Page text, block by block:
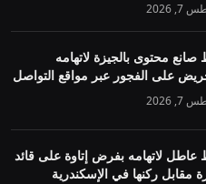
2026
محتوى بالجيزة لاتهامه
على الفجور عبر مواقع التواصل
2026
لاتهامه بفرض إتاوة على قائد
مقابل ركنها في الإسكندرية